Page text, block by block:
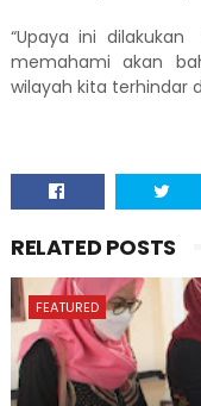
“Upaya ini
memahami akan
wilayah kita terhindar
RELATED POSTS
FEATURED